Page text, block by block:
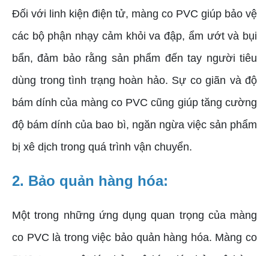
Đối với linh kiện điện tử, màng co PVC giúp bảo vệ
các bộ phận nhạy cảm khỏi va đập, ẩm ướt và bụi
bẩn, đảm bảo rằng sản phẩm đến tay người tiêu
dùng trong tình trạng hoàn hảo. Sự co giãn và độ
bám dính của màng co PVC cũng giúp tăng cường
độ bám dính của bao bì, ngăn ngừa việc sản phẩm
bị xê dịch trong quá trình vận chuyển.
2. Bảo quản hàng hóa:
Một trong những ứng dụng quan trọng của màng
co PVC là trong việc bảo quản hàng hóa. Màng co